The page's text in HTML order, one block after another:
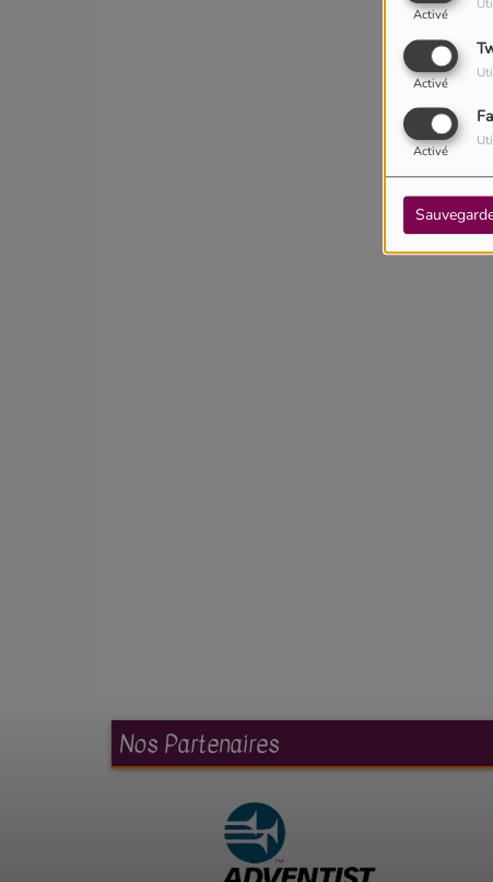
Activé
Activé
Activé
Nos Partenaires